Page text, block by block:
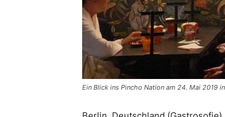
Ein Blick ins Pincho Nation am 24. Mai 2019